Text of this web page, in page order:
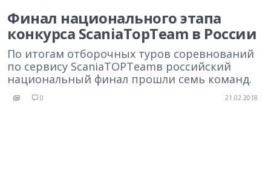
Финал национального этапа
конкурса ScaniaTopTeam в России
По итогам отборочных туров соревнований
по сервису ScaniaTOPTeamв российский
национальный финал прошли семь команд.
0 21.02.2018